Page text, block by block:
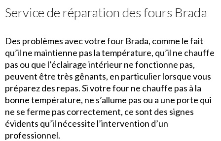
Service de réparation des fours Brada
Des problèmes avec votre four Brada, comme le fait
qu’il ne maintienne pas la température, qu’il ne chauffe
pas ou que l’éclairage intérieur ne fonctionne pas,
peuvent être très gênants, en particulier lorsque vous
préparez des repas. Si votre four ne chauffe pas à la
bonne température, ne s’allume pas ou a une porte qui
ne se ferme pas correctement, ce sont des signes
évidents qu’il nécessite l’intervention d’un
professionnel.